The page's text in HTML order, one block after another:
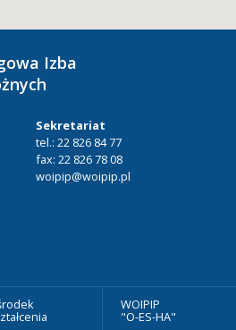
Izba
Sekretariat
tel.: 22 826 84 77
fax: 22 826 78 08
woipip@woipip.pl
WOIPIP
"O-ES-HA"